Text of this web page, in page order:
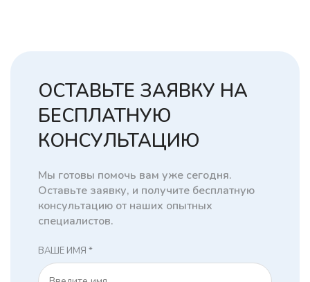
ОСТАВЬТЕ ЗАЯВКУ НА
БЕСПЛАТНУЮ
КОНСУЛЬТАЦИЮ
Мы готовы помочь вам уже сегодня.
Оставьте заявку, и получите бесплатную
консультацию от наших опытных
специалистов.
ВАШЕ ИМЯ *